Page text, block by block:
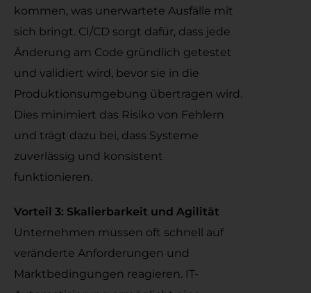
kommen, was unerwartete Ausfälle mit
sich bringt. CI/CD sorgt dafür, dass jede
Änderung am Code gründlich getestet
und validiert wird, bevor sie in die
Produktionsumgebung übertragen wird.
Dies minimiert das Risiko von Fehlern
und trägt dazu bei, dass Systeme
zuverlässig und konsistent
funktionieren.
Vorteil 3: Skalierbarkeit und Agilität
Unternehmen müssen oft schnell auf
veränderte Anforderungen und
Marktbedingungen reagieren. IT-